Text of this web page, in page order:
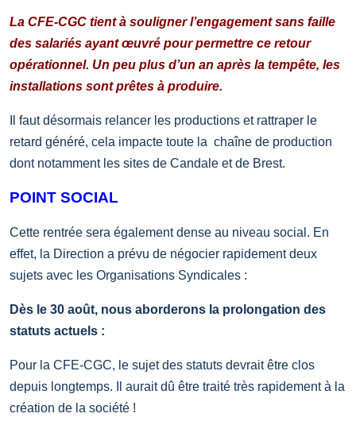
La CFE-CGC tient à souligner l’engagement sans faille
des salariés ayant œuvré pour permettre ce retour
opérationnel. Un peu plus d’un an après la tempête, les
installations sont prêtes à produire.
Il faut désormais relancer les productions et rattraper le
retard généré, cela impacte toute la chaîne de production
dont notamment les sites de Candale et de Brest.
POINT SOCIAL
Cette rentrée sera également dense au niveau social. En
effet, la Direction a prévu de négocier rapidement deux
sujets avec les Organisations Syndicales :
Dès le 30 août, nous aborderons la prolongation des
statuts actuels :
Pour la CFE-CGC, le sujet des statuts devrait être clos
depuis longtemps. Il aurait dû être traité très rapidement à la
création de la société !